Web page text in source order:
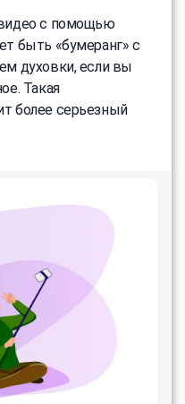
с помощью
быть «бумеранг» с
духовки, если вы
Такая
более серьезный